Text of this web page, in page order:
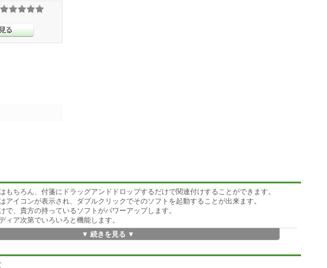
ちろん、付箋にドラッグアンドドロップするだけで関連付けすることができます。
イコンが表示され、ダブルクリックでそのソフトを起動することが出来ます。
、貴方の持っているソフトがパワーアップします。
ア次第でいろいろと機能します。
┃
▼ 続きを見る ▼